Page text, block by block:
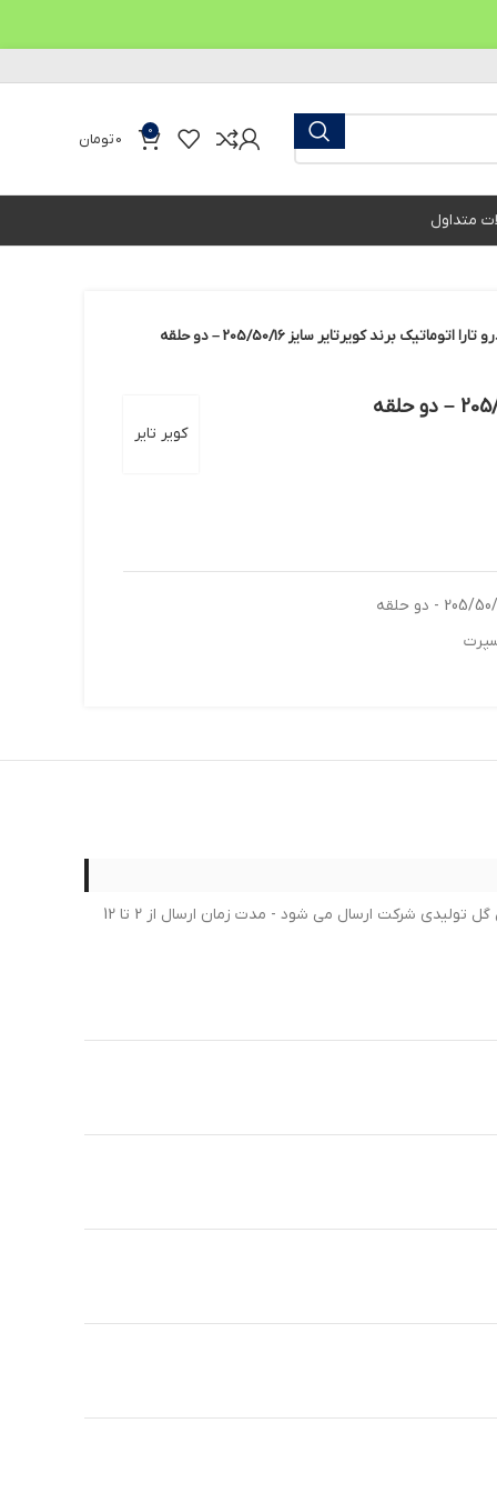
0
0تومان
متداول
اتوماتیک برند کویرتایر سایز 205/50/16 – دو حلقه
کویر تایر
لطفا در خرید خود کمال دقت را داشته بعد از ثبت سفارش امکان لغو یا تغییر سفارش امکان پذیر نمی باشد - برای محصولات لاستیک جدیدترین گل تولیدی شرکت ارسال می شود - مدت زمان ارسال از 2 تا 12